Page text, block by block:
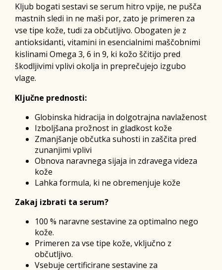
Kljub bogati sestavi se serum hitro vpije, ne pušča
mastnih sledi in ne maši por, zato je primeren za
vse tipe kože, tudi za občutljivo. Obogaten je z
antioksidanti, vitamini in esencialnimi maščobnimi
kislinami Omega 3, 6 in 9, ki kožo ščitijo pred
škodljivimi vplivi okolja in preprečujejo izgubo
vlage.
Ključne prednosti:
Globinska hidracija in dolgotrajna navlaženost
Izboljšana prožnost in gladkost kože
Zmanjšanje občutka suhosti in zaščita pred
zunanjimi vplivi
Obnova naravnega sijaja in zdravega videza
kože
Lahka formula, ki ne obremenjuje kože
Zakaj izbrati ta serum?
100 % naravne sestavine za optimalno nego
kože.
Primeren za vse tipe kože, vključno z
občutljivo.
Vsebuje certificirane sestavine za